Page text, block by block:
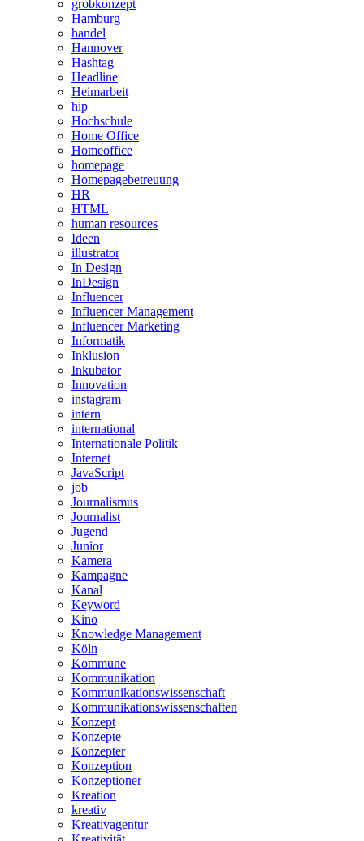
grobkonzept
Hamburg
handel
Hannover
Hashtag
Headline
Heimarbeit
hip
Hochschule
Home Office
Homeoffice
homepage
Homepagebetreuung
HR
HTML
human resources
Ideen
illustrator
In Design
InDesign
Influencer
Influencer Management
Influencer Marketing
Informatik
Inklusion
Inkubator
Innovation
instagram
intern
international
Internationale Politik
Internet
JavaScript
job
Journalismus
Journalist
Jugend
Junior
Kamera
Kampagne
Kanal
Keyword
Kino
Knowledge Management
Köln
Kommune
Kommunikation
Kommunikationswissenschaft
Kommunikationswissenschaften
Konzept
Konzepte
Konzepter
Konzeption
Konzeptioner
Kreation
kreativ
Kreativagentur